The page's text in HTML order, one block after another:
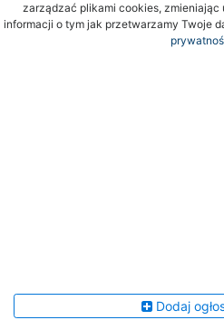
zarządzać plikami cookies, zmieniając
informacji o tym jak przetwarzamy Twoje
Dodaj